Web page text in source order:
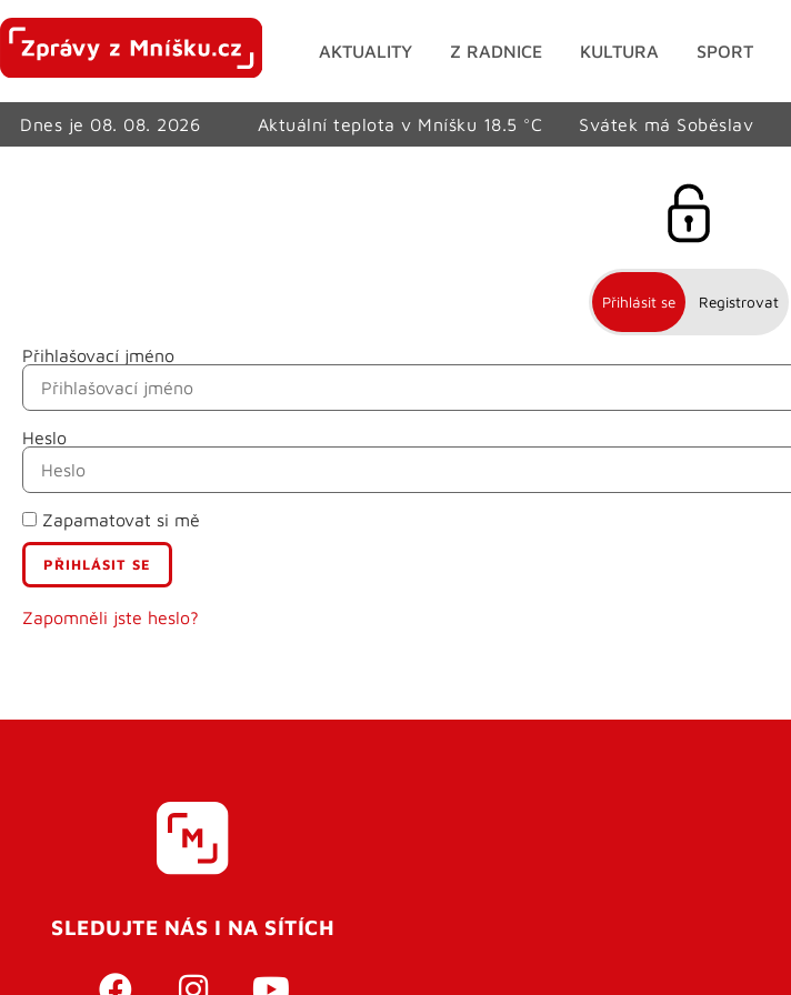
AKTUALITY Z RADNICE KULTURA SPORT
Dnes je 08. 08. 2026 Aktuální teplota v Mníšku 18.5 °C Svátek má Soběslav
Přihlásit se Registrovat
Přihlašovací jméno
Heslo
Zapamatovat si mě
Zapomněli jste heslo?
Jméno
Příjmení
E-mail
Uživatelské jméno
SLEDUJTE NÁS I NA SÍTÍCH